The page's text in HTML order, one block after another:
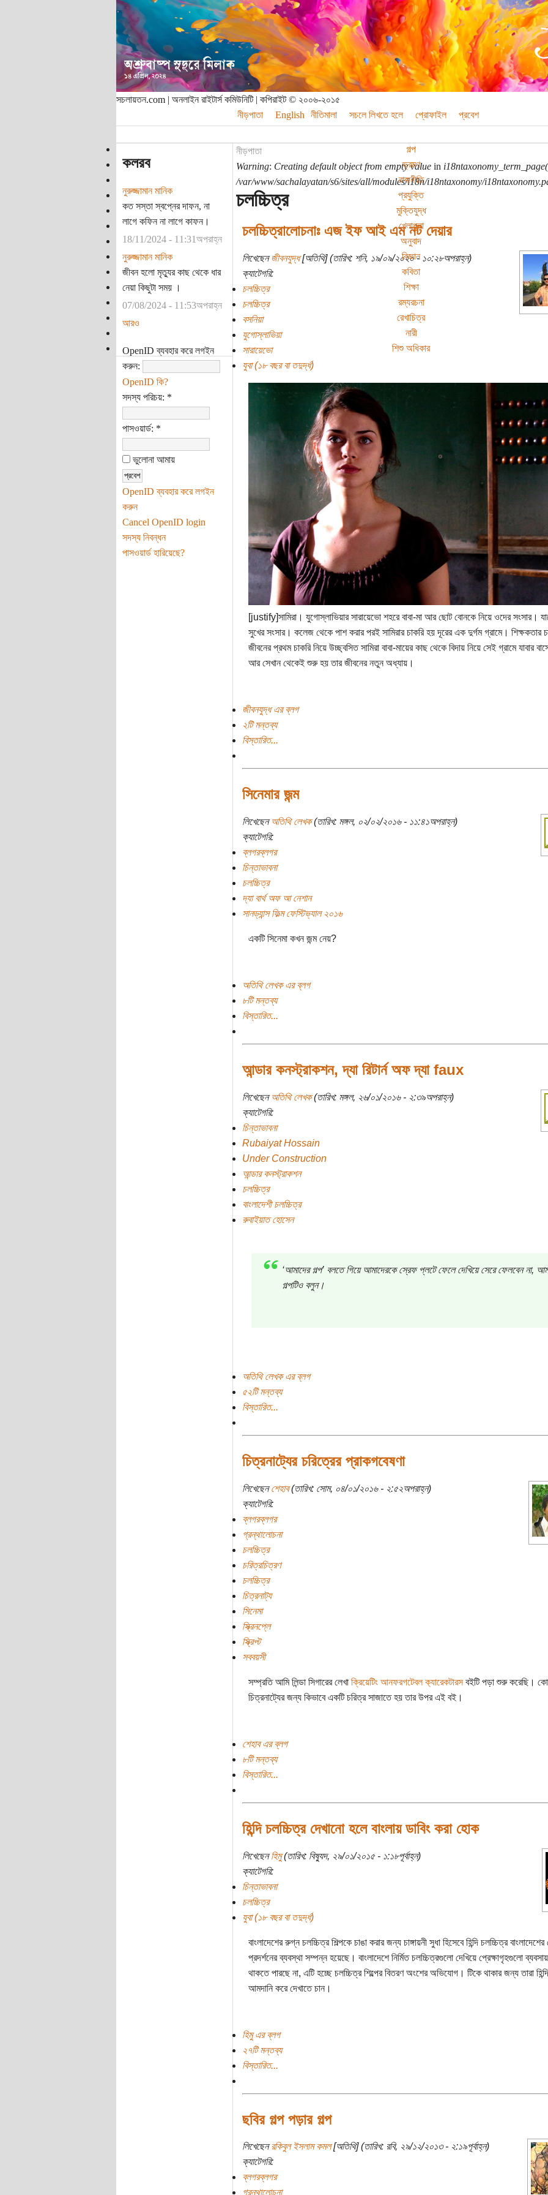
সচলায়তন.com | অনলাইন রাইটার্স কমিউনিটি | কপিরাইট © ২০০৬-২০১৫
নীড়পাতা
English নীতিমালা সচলে লিখতে হলে প্রোফাইল প্রবেশ
গল্প
ভ্রমণ
রাজনীতি
প্রযুক্তি
মুক্তিযুদ্ধ
খেলাধুলা
অনুবাদ
বিজ্ঞান
কবিতা
শিক্ষা
রম্যরচনা
রেখাচিত্র
নারী
শিশু অধিকার
কলরব
নুরুজ্জামান মানিক
কত সস্তা স্বপ্নের দাফন, না
লাগে কফিন না লাগে কাফন।
18/11/2024 - 11:31অপরাহ্ন
নুরুজ্জামান মানিক
জীবন হলো মৃত্যুর কাছ থেকে ধার
নেয়া কিছুটা সময় ।
07/08/2024 - 11:53অপরাহ্ন
আরও
OpenID ব্যবহার করে লগইন
করুন:
OpenID কি?
সদস্য পরিচয়: *
পাসওয়ার্ড: *
ভুলোনা আমায়
OpenID ব্যবহার করে লগইন
করুন
Cancel OpenID login
সদস্য নিবন্ধন
পাসওয়ার্ড হারিয়েছে?
নীড়পাতা
Warning: Creating default object from empty valuein
/var/www/sachalayatan/s6/sites/all/modules/i18n/i18ntaxonomy/
চলচ্চিত্র
চলচ্চিত্রালোচনাঃ এজ ইফ আই এম নট দেয়ার
লিখেছেনজীবনযুদ্ধ[অতিথি] (তারিখ: শনি, ১৯/০৯/২০২০ - ১০:২৮অপরাহ্ন)
ক্যাটেগরি:
চলচ্চিত্র
চলচ্চিত্র
বসনিয়া
যুগোস্লাভিয়া
সারায়েভো
যুবা (১৮ বছর বা তদুর্দ্ধ)
[justify]সামিরা। যুগোস্লাভিয়ার সারায়েভো শহরে বাবা-মা আর ছোট বোনকে নিয়ে ওদের সংসার।
সুখের সংসার। কলেজ থেকে পাশ করার পরই সামিরার চাকরি হয় দূরের এক দুর্গম গ্রামে। শিক্ষকতার
জীবনের প্রথম চাকরি নিয়ে উচ্ছ্বসিত সামিরা বাবা-মায়ের কাছ থেকে বিদায় নিয়ে সেই গ্রামে যাবার
আর সেখান থেকেই শুরু হয় তার জীবনের নতুন অধ্যায়।
জীবনযুদ্ধ এর ব্লগ
২টি মন্তব্য
বিস্তারিত...
সিনেমার জন্ম
লিখেছেনঅতিথি লেখক(তারিখ: মঙ্গল, ০২/০২/২০১৬ - ১১:৪১অপরাহ্ন)
ক্যাটেগরি:
ব্লগরব্লগর
চিন্তাভাবনা
চলচ্চিত্র
দ্যা বার্থ অফ আ নেশান
সানড্যান্স ফিল্ম ফেস্টিভ্যাল ২০১৬
একটি সিনেমা কখন জন্ম নেয়?
অতিথি লেখক এর ব্লগ
৮টি মন্তব্য
বিস্তারিত...
আন্ডার কনস্ট্রাকশন, দ্যা রিটার্ন অফ দ্যা faux
লিখেছেনঅতিথি লেখক(তারিখ: মঙ্গল, ২৬/০১/২০১৬ - ২:৩৯অপরাহ্ন)
ক্যাটেগরি:
চিন্তাভাবনা
Rubaiyat Hossain
Under Construction
আন্ডার কনস্ট্রাকশন
চলচ্চিত্র
বাংলাদেশী চলচ্চিত্র
রুবাইয়াত হোসেন
‘আমাদের গল্প’ বলতে গিয়ে আমাদেরকে স্রেফ প্লটে ফেলে দেখিয়ে সেরে ফেলবেন না,
গল্পটিও বলুন।
অতিথি লেখক এর ব্লগ
৫২টি মন্তব্য
বিস্তারিত...
চিত্রনাট্যের চরিত্রের প্রাকগবেষণা
লিখেছেনশেহাব(তারিখ: সোম, ০৪/০১/২০১৬ - ২:৫২অপরাহ্ন)
ক্যাটেগরি:
ব্লগরব্লগর
গ্রন্থালোচনা
চলচ্চিত্র
চরিত্রচিত্রণ
চলচ্চিত্র
চিত্রনাট্য
সিনেমা
স্ক্রিনপ্লে
স্ক্রিপ্ট
সববয়সী
সম্প্রতি আমি লিন্ডা সিগারের লেখা ক্রিয়েটিং আনফরগটেবল ক‌্যারেকটারসবইটি পড়া শুরু করেছি।
চিত্রনাট্যের জন্য কিভাবে একটি চরিত্র সাজাতে হয় তার উপর এই বই।
শেহাব এর ব্লগ
৮টি মন্তব্য
বিস্তারিত...
হিন্দি চলচ্চিত্র দেখানো হলে বাংলায় ডাবিং করা হোক
লিখেছেনহিমু(তারিখ: বিষ্যুদ, ২৯/০১/২০১৫ - ১:১৮পূর্বাহ্ন)
ক্যাটেগরি:
চিন্তাভাবনা
চলচ্চিত্র
যুবা (১৮ বছর বা তদুর্দ্ধ)
বাংলাদেশের রুগ্ন চলচ্চিত্র শিল্পকে চাঙা করার জন্য চাঙ্গায়নী সুধা হিসেবে হিন্দি চলচ্চিত্র বাংলাদেশের
প্রদর্শনের ব্যবস্থা সম্পন্ন হয়েছে। বাংলাদেশে নির্মিত চলচ্চিত্রগুলো দেখিয়ে প্রেক্ষাগৃহগুলো
থাকতে পারছে না, এটি হচ্ছে চলচ্চিত্র শিল্পের বিতরণ অংশের অভিযোগ। টিকে থাকার জন্য তারা
আমদানি করে দেখাতে চান।
হিমু এর ব্লগ
২৭টি মন্তব্য
বিস্তারিত...
ছবির গল্প পড়ার গল্প
লিখেছেনরকিবুল ইসলাম কমল[অতিথি] (তারিখ: রবি, ২৯/১২/২০১৩ - ২:১৯পূর্বাহ্ন)
ক্যাটেগরি:
ব্লগরব্লগর
গ্রন্থালোচনা